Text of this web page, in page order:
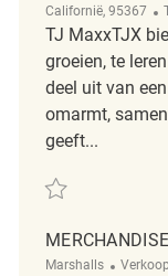
Californië, 95367
TJ MaxxTJX
groeien, te
deel uit van
omarmt,
geeft...
Redden
Marshalls